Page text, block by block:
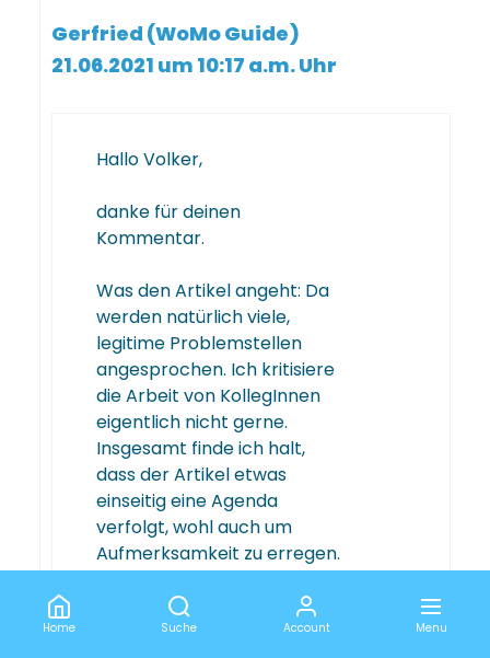
Gerfried (WoMo Guide)
21.06.2021 um 10:17 a.m. Uhr
Hallo Volker,
danke für deinen
Kommentar.
Was den Artikel angeht: Da
werden natürlich viele,
legitime Problemstellen
angesprochen. Ich kritisiere
die Arbeit von KollegInnen
eigentlich nicht gerne.
Insgesamt finde ich halt,
dass der Artikel etwas
einseitig eine Agenda
verfolgt, wohl auch um
Aufmerksamkeit zu erregen.
wenn mit „in der Regel“,
„meist“, etc. Annahmen als
Home Suche Account Menu